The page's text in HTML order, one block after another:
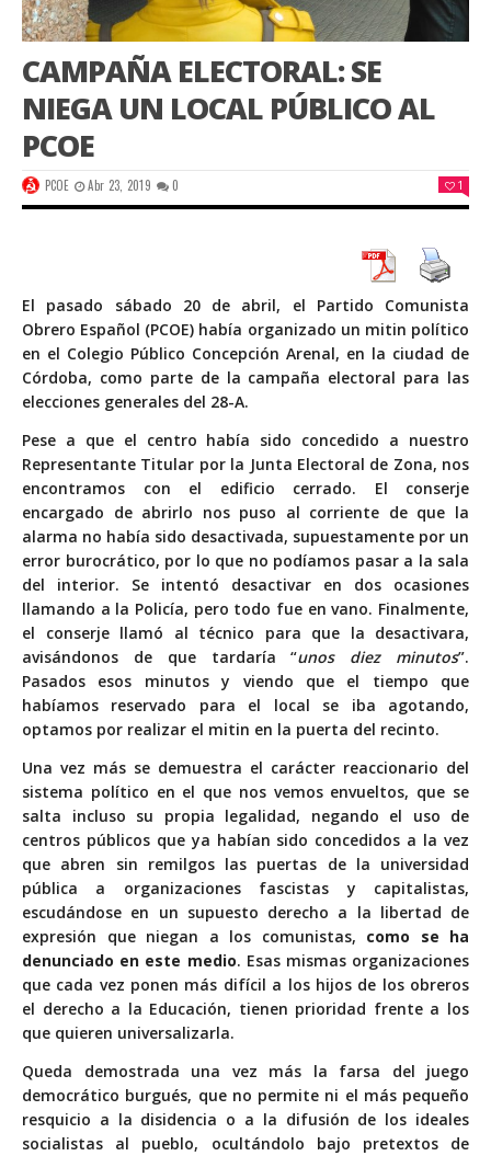
CAMPAÑA ELECTORAL: SE
NIEGA UN LOCAL PÚBLICO AL
PCOE
PCOE Abr 23, 2019 0 1
El pasado sábado 20 de abril, el Partido Comunista
Obrero Español (PCOE) había organizado un mitin político
en el Colegio Público Concepción Arenal, en la ciudad de
Córdoba, como parte de la campaña electoral para las
elecciones generales del 28-A.
Pese a que el centro había sido concedido a nuestro
Representante Titular por la Junta Electoral de Zona, nos
encontramos con el edificio cerrado. El conserje
encargado de abrirlo nos puso al corriente de que la
alarma no había sido desactivada, supuestamente por un
error burocrático, por lo que no podíamos pasar a la sala
del interior. Se intentó desactivar en dos ocasiones
llamando a la Policía, pero todo fue en vano. Finalmente,
el conserje llamó al técnico para que la desactivara,
avisándonos de que tardaría “unos diez minutos”.
Pasados esos minutos y viendo que el tiempo que
habíamos reservado para el local se iba agotando,
optamos por realizar el mitin en la puerta del recinto.
Una vez más se demuestra el carácter reaccionario del
sistema político en el que nos vemos envueltos, que se
salta incluso su propia legalidad, negando el uso de
centros públicos que ya habían sido concedidos a la vez
que abren sin remilgos las puertas de la universidad
pública a organizaciones fascistas y capitalistas,
escudándose en un supuesto derecho a la libertad de
expresión que niegan a los comunistas, como se ha
denunciado en este medio. Esas mismas organizaciones
que cada vez ponen más difícil a los hijos de los obreros
el derecho a la Educación, tienen prioridad frente a los
que quieren universalizarla.
Queda demostrada una vez más la farsa del juego
democrático burgués, que no permite ni el más pequeño
resquicio a la disidencia o a la difusión de los ideales
socialistas al pueblo, ocultándolo bajo pretextos de